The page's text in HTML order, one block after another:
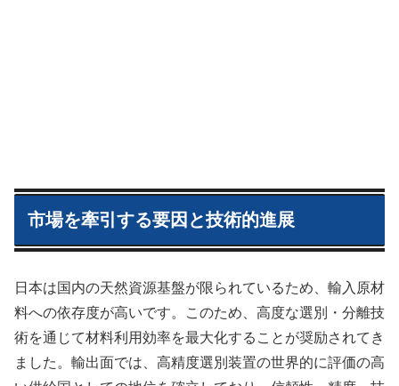
市場を牽引する要因と技術的進展
日本は国内の天然資源基盤が限られているため、輸入原材
料への依存度が高いです。このため、高度な選別・分離技
術を通じて材料利用効率を最大化することが奨励されてき
ました。輸出面では、高精度選別装置の世界的に評価の高